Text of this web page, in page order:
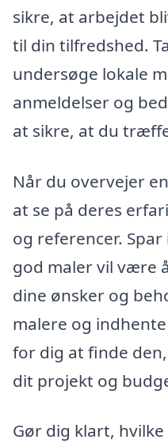
sikre, at arbejdet
til din tilfredshed.
undersøge lokale
anmeldelser og
at sikre, at du
Når du overvejer
at se på deres
og referencer.
god maler vil være
dine ønsker og
malere og
for dig at finde
dit projekt og
Gør dig klart,